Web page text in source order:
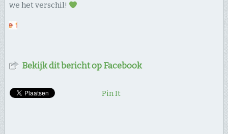
we het verschil!
Bekijk dit bericht op Facebook
Pin It